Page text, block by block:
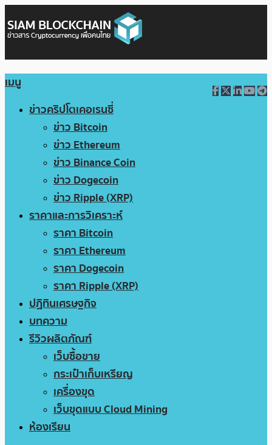
เมนู
ข่าวคริปโตเคอเรนซี่
ข่าว Bitcoin
ข่าว Ethereum
ข่าว Binance Coin
ข่าว Dogecoin
ข่าว Ripple (XRP)
ราคาและการวิเคราะห์
ราคา Bitcoin
ราคา Ethereum
ราคา Dogecoin
ราคา Ripple (XRP)
ปฏิทินเศรษฐกิจ
บทความ
รีวิวผลิตภัณฑ์
เว็บซื้อขาย
กระเป๋าเก็บเหรียญ
เครื่องขุด
เว็บขุดแบบ Cloud Mining
ห้องเรียน